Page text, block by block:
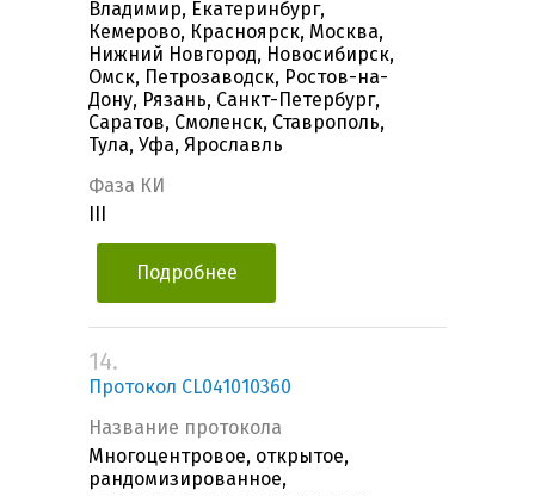
Владимир, Екатеринбург,
Кемерово, Красноярск, Москва,
Нижний Новгород, Новосибирск,
Омск, Петрозаводск, Ростов-на-
Дону, Рязань, Санкт-Петербург,
Саратов, Смоленск, Ставрополь,
Тула, Уфа, Ярославль
Фаза КИ
Подробнее
14.
Протокол CL041010360
Название протокола
Многоцентровое, открытое,
рандомизированное,